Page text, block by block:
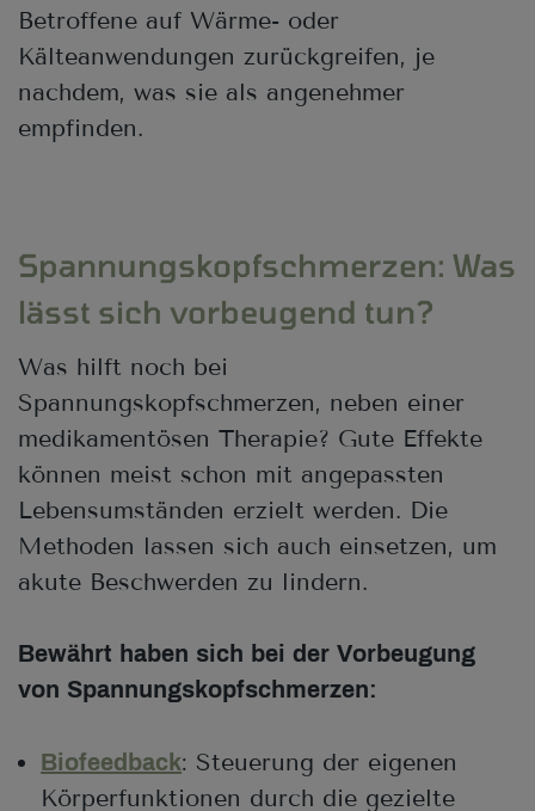
Betroffene auf Wärme- oder
Kälteanwendungen zurückgreifen, je
nachdem, was sie als angenehmer
empfinden.
Spannungskopfschmerzen: Was
lässt sich vorbeugend tun?
Was hilft noch bei
Spannungskopfschmerzen, neben einer
medikamentösen Therapie? Gute Effekte
können meist schon mit angepassten
Lebensumständen erzielt werden. Die
Methoden lassen sich auch einsetzen, um
akute Beschwerden zu lindern.
Bewährt haben sich bei der Vorbeugung
von Spannungskopfschmerzen:
Biofeedback: Steuerung der eigenen
Körperfunktionen durch die gezielte